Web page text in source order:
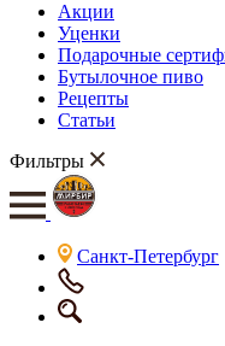
Акции
Уценки
Подарочные
Бутылочное пиво
Рецепты
Статьи
Фильтры
Санкт-Петербург